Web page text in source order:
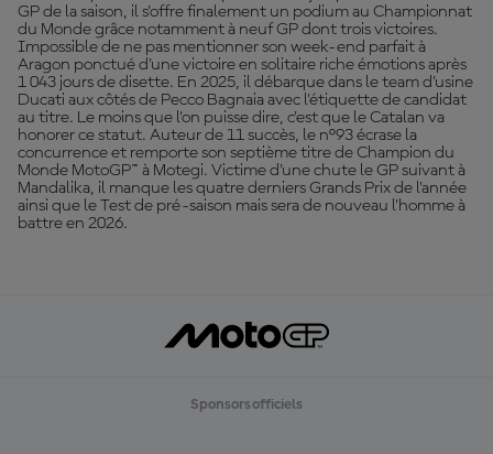
GP de la saison, il s'offre finalement un podium au Championnat
du Monde grâce notamment à neuf GP dont trois victoires.
Impossible de ne pas mentionner son week-end parfait à
Aragon ponctué d'une victoire en solitaire riche émotions après
1 043 jours de disette. En 2025, il débarque dans le team d'usine
Ducati aux côtés de Pecco Bagnaia avec l'étiquette de candidat
au titre. Le moins que l'on puisse dire, c'est que le Catalan va
honorer ce statut. Auteur de 11 succès, le n°93 écrase la
concurrence et remporte son septième titre de Champion du
Monde MotoGP™ à Motegi. Victime d'une chute le GP suivant à
Mandalika, il manque les quatre derniers Grands Prix de l'année
ainsi que le Test de pré-saison mais sera de nouveau l'homme à
battre en 2026.
Sponsors officiels